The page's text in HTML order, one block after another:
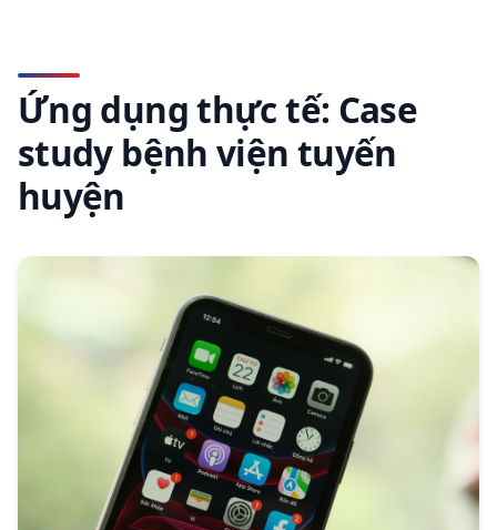
Ứng dụng thực tế: Case
study bệnh viện tuyến
huyện